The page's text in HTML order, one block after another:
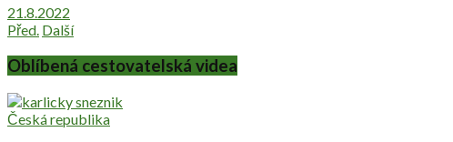
21.8.2022
Před. Další
Oblíbená cestovatelská videa
Česká republika